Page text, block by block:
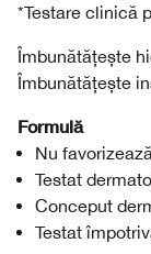
*Testare clinică
Îmbunătățește
Îmbunătățește
Formulă
Nu
Testat
Conceput
Testat